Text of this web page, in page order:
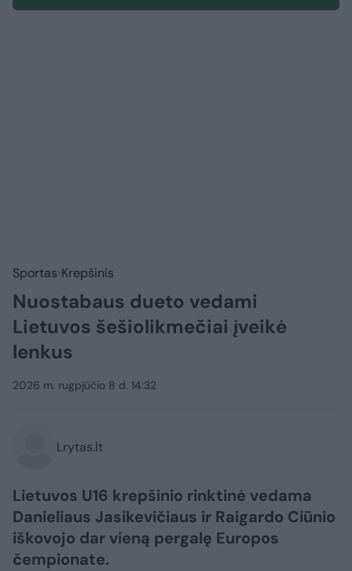
Sportas Krepšinis
Nuostabaus dueto vedami
Lietuvos šešiolikmečiai įveikė
lenkus
2026 m. rugpjūčio 8 d. 14:32
Lrytas.lt
Lietuvos U16 krepšinio rinktinė vedama
Danieliaus Jasikevičiaus ir Raigardo Ciūnio
iškovojo dar vieną pergalę Europos
čempionate.